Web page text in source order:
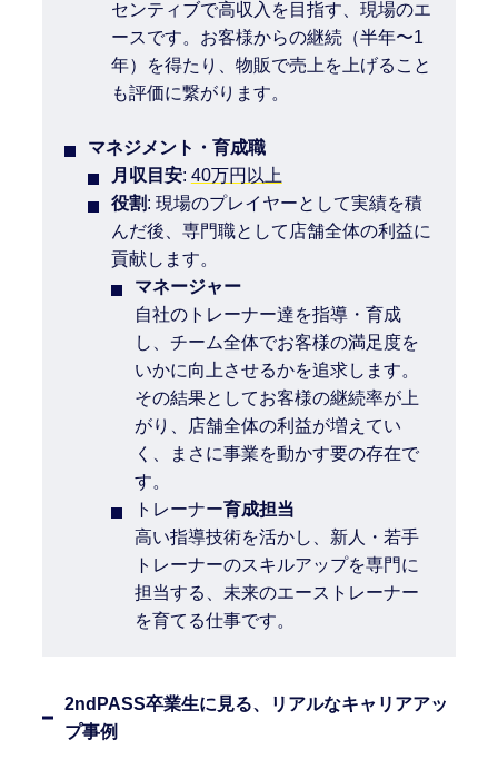
センティブで高収入を目指す、現場のエ
ースです。お客様からの継続（半年〜1
年）を得たり、物販で売上を上げること
も評価に繋がります。
マネジメント・育成職
月収目安: 40万円以上
役割: 現場のプレイヤーとして実績を積
んだ後、専門職として店舗全体の利益に
貢献します。
マネージャー
自社のトレーナー達を指導・育成
し、チーム全体でお客様の満足度を
いかに向上させるかを追求します。
その結果としてお客様の継続率が上
がり、店舗全体の利益が増えてい
く、まさに事業を動かす要の存在で
す。
トレーナー育成担当
高い指導技術を活かし、新人・若手
トレーナーのスキルアップを専門に
担当する、未来のエーストレーナー
を育てる仕事です。
2ndPASS卒業生に見る、リアルなキャリアアッ
プ事例